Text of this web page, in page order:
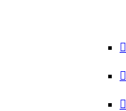


